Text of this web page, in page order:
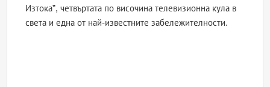
Изтока”, четвъртата по височина телевизионна кула в
света и една от най-известните забележителности.